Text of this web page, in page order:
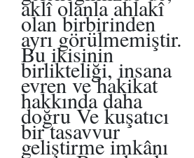
aklî olanla ahlakî
olan birbirinden
ayrı görülmemiştir.
Bu ikisinin
birlikteliği, insana
evren ve hakikat
hakkında daha
doğru Ve kuşatıcı
bir tasavvur
geliştirme imkânı